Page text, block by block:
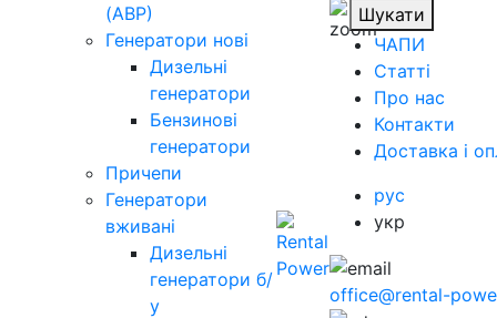
(АВР)
Генератори нові
Дизельні
генератори
Бензинові
генератори
Причепи
Генератори
вживані
Дизельні
генератори б/
у
Шукати
ЧАПИ
Статті
Про нас
Контакти
Доставка і
рус
укр
office@rental-